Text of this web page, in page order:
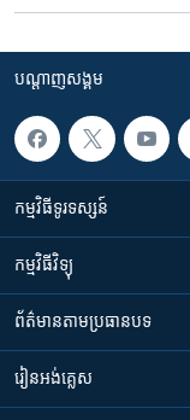
បណ្តាញ​សង្គម
កម្មវិធី​ទូរទស្សន៍
កម្មវិធី​វិទ្យុ
ព័ត៌មាន​តាមប្រធានបទ​
រៀន​​អង់គ្លេស